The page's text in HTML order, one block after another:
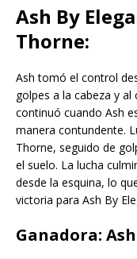
Ash By
Thorne:
Ash tomó el control
golpes a la cabeza y
continuó cuando Ash
manera contundente.
Thorne, seguido de
el suelo. La lucha
desde la esquina, lo
victoria para Ash By
Ganadora: